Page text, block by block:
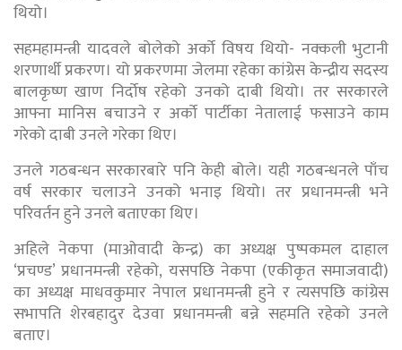
थियो।
सहमहामन्त्री यादवले बोलेको अर्को विषय थियो- नक्कली भुटानी
शरणार्थी प्रकरण। यो प्रकरणमा जेलमा रहेका कांग्रेस केन्द्रीय सदस्य
बालकृष्ण खाण निर्दोष रहेको उनको दाबी थियो। तर सरकारले
आफ्ना मानिस बचाउने र अर्को पार्टीका नेतालाई फसाउने काम
गरेको दाबी उनले गरेका थिए।
उनले गठबन्धन सरकारबारे पनि केही बोले। यही गठबन्धनले पाँच
वर्ष सरकार चलाउने उनको भनाइ थियो। तर प्रधानमन्त्री भने
परिवर्तन हुने उनले बताएका थिए।
अहिले नेकपा (माओवादी केन्द्र) का अध्यक्ष पुष्पकमल दाहाल
‘प्रचण्ड’ प्रधानमन्त्री रहेको, यसपछि नेकपा (एकीकृत समाजवादी)
का अध्यक्ष माधवकुमार नेपाल प्रधानमन्त्री हुने र त्यसपछि कांग्रेस
सभापति शेरबहादुर देउवा प्रधानमन्त्री बन्ने सहमति रहेको उनले
बताए।